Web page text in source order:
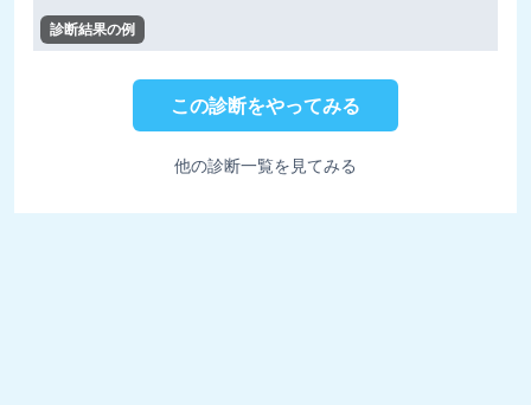
診断結果の例
この診断をやってみる
他の診断一覧を見てみる